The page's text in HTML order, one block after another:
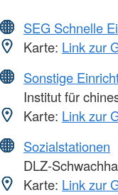
SEG Schnelle
Karte: Link zur
Sonstige
Institut für
Karte: Link zur
Sozialstationen
DLZ-
Karte: Link zur